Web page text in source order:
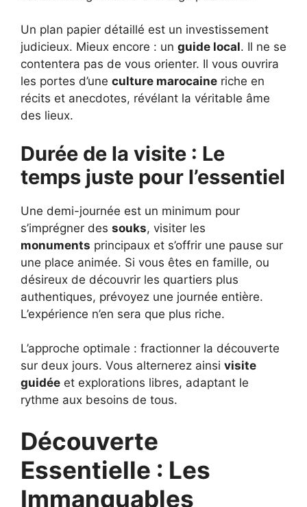
Un plan papier détaillé est un investissement
judicieux. Mieux encore : un guide local. Il ne se
contentera pas de vous orienter. Il vous ouvrira
les portes d’une culture marocaine riche en
récits et anecdotes, révélant la véritable âme
des lieux.
Durée de la visite : Le
temps juste pour l’essentiel
Une demi-journée est un minimum pour
s’imprégner des souks, visiter les
monuments principaux et s’offrir une pause sur
une place animée. Si vous êtes en famille, ou
désireux de découvrir les quartiers plus
authentiques, prévoyez une journée entière.
L’expérience n’en sera que plus riche.
L’approche optimale : fractionner la découverte
sur deux jours. Vous alternerez ainsi visite
guidée et explorations libres, adaptant le
rythme aux besoins de tous.
Découverte
Essentielle : Les
Immanquables